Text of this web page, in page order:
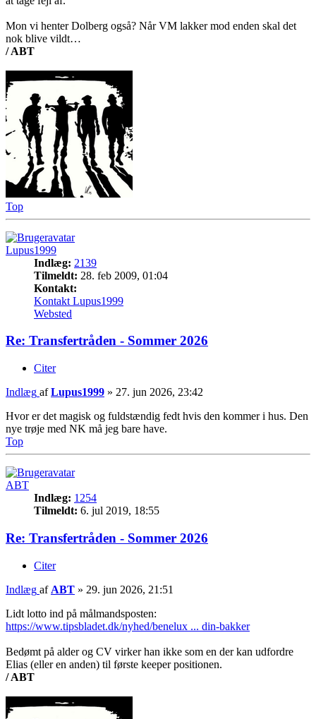
Mon vi henter Dolberg også? Når VM lakker mod enden skal det
nok blive vildt…
/ ABT
Top
Lupus1999
Indlæg: 2139
Tilmeldt: 28. feb 2009, 01:04
Kontakt:
Kontakt Lupus1999
Websted
Re: Transfertråden - Sommer 2026
Citer
Indlæg afLupus1999 » 27. jun 2026, 23:42
Hvor er det magisk og fuldstændig fedt hvis den kommer i hus. Den
nye trøje med NK må jeg bare have.
Top
ABT
Indlæg: 1254
Tilmeldt: 6. jul 2019, 18:55
Re: Transfertråden - Sommer 2026
Citer
Indlæg af ABT » 29. jun 2026, 21:51
Lidt lotto ind på målmandsposten:
https://www.tipsbladet.dk/nyhed/benelux ... din-bakker
Bedømt på alder og CV virker han ikke som en der kan udfordre
Elias (eller en anden) til første keeper positionen.
/ ABT